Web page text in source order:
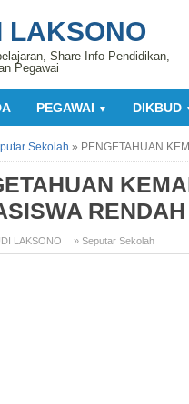
LAKSONO
Share Info Pendidikan,
Pegawai
PEGAWAI ▼ DIKBUD
Sekolah » PENGETAHUAN
RENDAH
LAKSONO » Seputar Sekolah